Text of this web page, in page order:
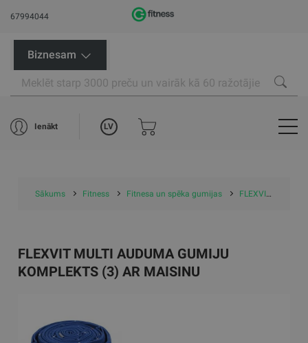
67994044
Biznesam
Ienākt LV
Sākums Fitness Fitnesa un spēka gumijas FLEXVIT treniņu gumijas
FLEXVIT MULTI AUDUMA GUMIJU
KOMPLEKTS (3) AR MAISINU